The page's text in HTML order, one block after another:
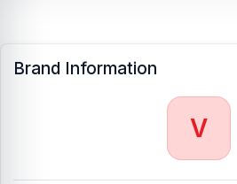
Brand Information
V